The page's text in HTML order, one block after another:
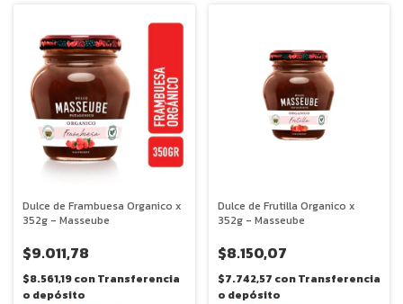
Dulce de Frambuesa Organico x
352g - Masseube
$9.011,78
$8.561,19conTransferencia
o depósito
Dulce de Frutilla Organico x
352g - Masseube
$8.150,07
$7.742,57 conTransferencia
o depósito